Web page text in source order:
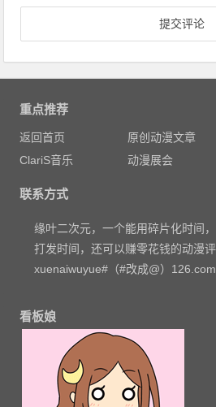
重点推荐
返回首页 原创动漫文章
ClariS音乐
动漫展会
联系方式
缘叶二次元，一个能用碎片化时间
打发时间，还可以赚零花钱的动漫评
xuenaiwuyue#（#改成@）126.com
看板娘